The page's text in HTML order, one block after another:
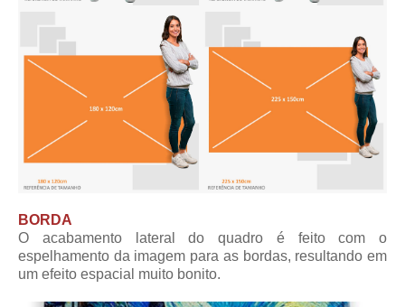
BORDA
O acabamento lateral do quadro é feito com o
espelhamento da imagem para as bordas, resultando em
um efeito espacial muito bonito.